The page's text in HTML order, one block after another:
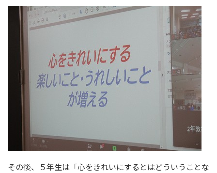
その後、５年生は「心をきれいにするとはどういうことな